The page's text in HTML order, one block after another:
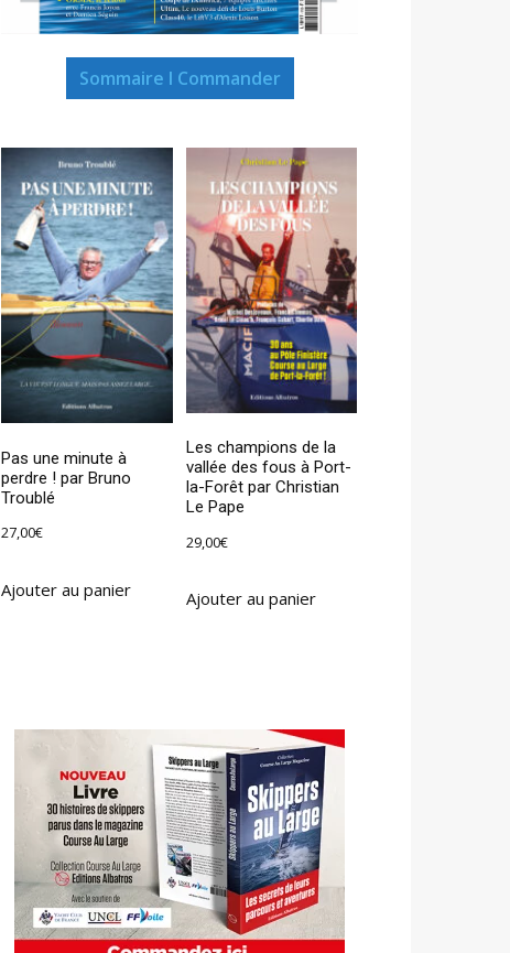
Sommaire I Commander
Pas une minute à
perdre ! par Bruno
Troublé
27,00€
Ajouter au panier
Les champions de la
vallée des fous à Port-
la-Forêt par Christian
Le Pape
29,00€
Ajouter au panier